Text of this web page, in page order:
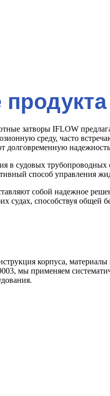
затворы IFLOW
среду, часто
долговременную
в судовых
способ управления
собой надежное
способствуя общей
корпуса,
мы применяем